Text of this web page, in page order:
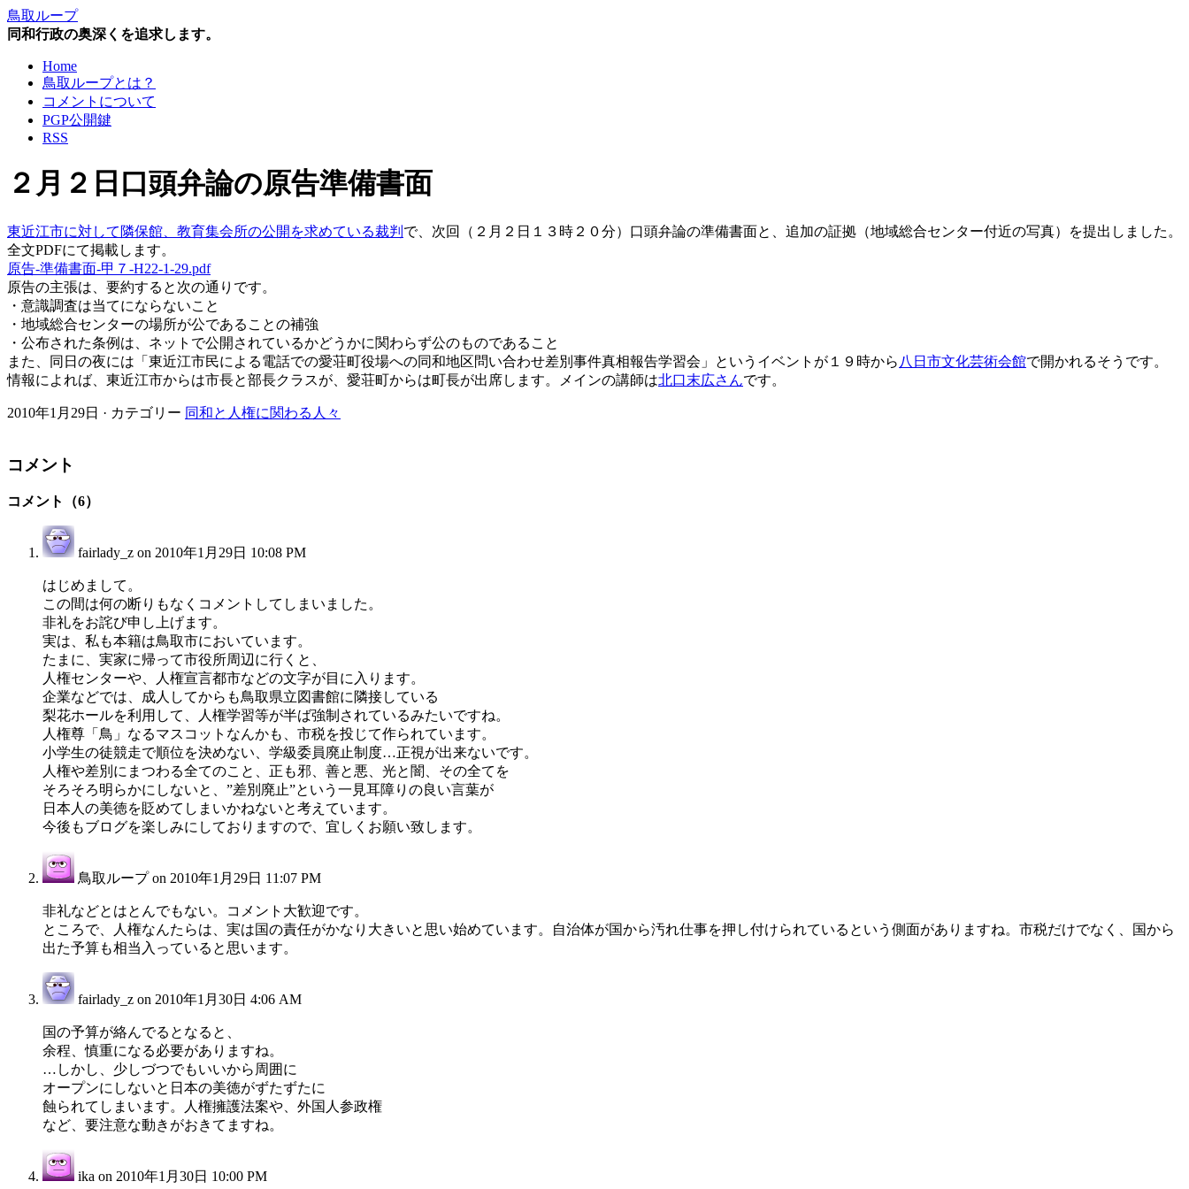
鳥取ループ
同和行政の奥深くを追求します。
Home
鳥取ループとは？
コメントについて
PGP公開鍵
RSS
２月２日口頭弁論の原告準備書面
東近江市に対して隣保館、教育集会所の公開を求めている裁判 で、次回（２月２日１３時２０分）口頭弁論の準備書面と、追加の証拠（地域総合センター付近の写真）を提出しました。
全文PDFにて掲載します。
原告-準備書面-甲７-H22-1-29.pdf
原告の主張は、要約すると次の通りです。
・意識調査は当てにならないこと
・地域総合センターの場所が公であることの補強
・公布された条例は、ネットで公開されているかどうかに関わらず公のものであること
また、同日の夜には「東近江市民による電話での愛荘町役場への同和地区問い合わせ差別事件真相報告学習会」というイベントが１９時から 八日市文化芸術会館で開かれるそうです。
情報によれば、東近江市からは市長と部長クラスが、愛荘町からは町長が出席します。メインの講師は北口末広さんです。
2010年1月29日 · カテゴリー 同和と人権に関わる人々
コメント
コメント（6）
fairlady_z on 2010年1月29日 10:08 PM
はじめまして。
この間は何の断りもなくコメントしてしまいました。
非礼をお詫び申し上げます。
実は、私も本籍は鳥取市においています。
たまに、実家に帰って市役所周辺に行くと、
人権センターや、人権宣言都市などの文字が目に入ります。
企業などでは、成人してからも鳥取県立図書館に隣接している
梨花ホールを利用して、人権学習等が半ば強制されているみたいですね。
人権尊「鳥」なるマスコットなんかも、市税を投じて作られています。
小学生の徒競走で順位を決めない、学級委員廃止制度…正視が出来ないです。
人権や差別にまつわる全てのこと、正も邪、善と悪、光と闇、その全てを
そろそろ明らかにしないと、”差別廃止”という一見耳障りの良い言葉が
日本人の美徳を貶めてしまいかねないと考えています。
今後もブログを楽しみにしておりますので、宜しくお願い致します。
鳥取ループ on 2010年1月29日 11:07 PM
非礼などとはとんでもない。コメント大歓迎です。
ところで、人権なんたらは、実は国の責任がかなり大きいと思い始めています。自治体が国から汚れ仕事を押し付けられているという側面がありますね。市税だけでなく、国から
出た予算も相当入っていると思います。
fairlady_z on 2010年1月30日 4:06 AM
国の予算が絡んでるとなると、
余程、慎重になる必要がありますね。
…しかし、少しづつでもいいから周囲に
オープンにしないと日本の美徳がずたずたに
蝕られてしまいます。人権擁護法案や、外国人参政権
など、要注意な動きがおきてますね。
ika on 2010年1月30日 10:00 PM